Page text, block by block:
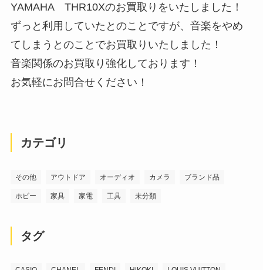
YAMAHA THR10Xのお買取りをいたしました！
ずっと利用していたとのことですが、音楽をやめ
てしまうとのことでお買取りいたしました！
音楽関係のお買取り強化しております！
お気軽にお問合せください！
カテゴリ
その他 アウトドア オーディオ カメラ ブランド品
ホビー 家具 家電 工具 未分類
タグ